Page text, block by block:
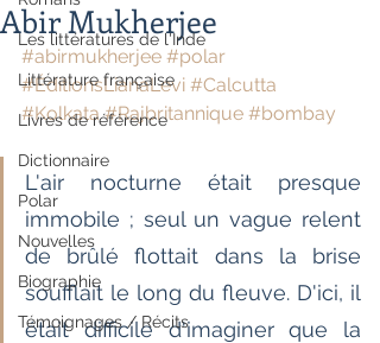
Les littératures de l'Inde
Littérature française
Livres de référence
Dictionnaire
Polar
Nouvelles
Biographie
Témoignages / Récits
Abir Mukherjee
#abirmukherjee #polar
#ÉditionsLianaLevi #Calcutta
#Kolkata #Rajbritannique #bombay
L'air nocturne était presque
immobile ; seul un vague relent
de brûlé flottait dans la brise
soufflait le long du fleuve. D'ici, il
était difficile d'imaginer que la